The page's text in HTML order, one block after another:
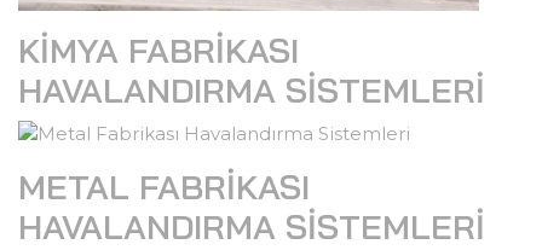
KIMYA FABRIKASI
HAVALANDIRMA SISTEMLERI
METAL FABRIKASI
HAVALANDIRMA SISTEMLERI